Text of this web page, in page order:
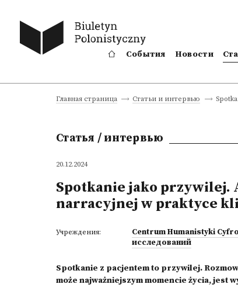
События Новости
Главная страница Статьи и интервью
Статья / интервью
20.12.2024
Spotkanie jako przywilej.
narracyjnej w praktyce
Учреждения: Centrum Humanistyki
исследований
Spotkanie z pacjentem to przywilej.
może najważniejszym momencie życia, jest